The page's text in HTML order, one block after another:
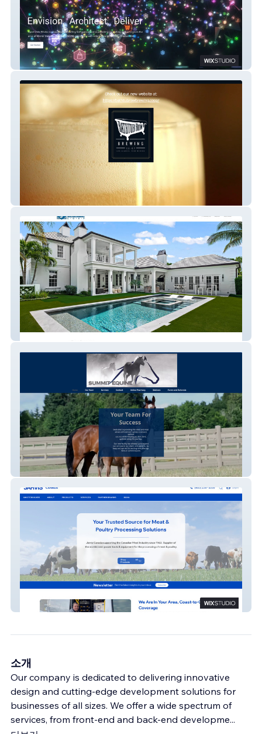
Xpert Dataworks
Bathtub Row Brewing
Janssen Construction
Summit Equine
New Jarvis
소개
Our company is dedicated to delivering innovative
design and cutting-edge development solutions for
businesses of all sizes. We offer a wide spectrum of
services, from front-end and back-end developme...